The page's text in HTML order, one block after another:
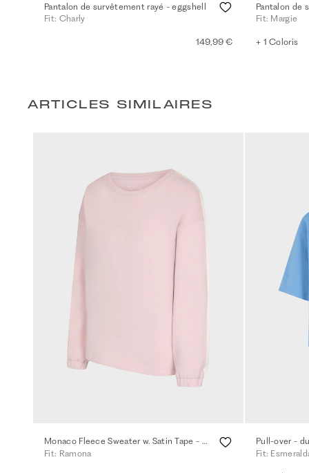
Pantalon de survêtement rayé - eggshell
Fit: Charly
149,99 €
Pantalon de
Fit: Margie
+ 1 Coloris
ARTICLES SIMILAIRES
Monaco Fleece Sweater w. Satin Tape - powder rose
Fit: Ramona
Pull-over -
Fit: